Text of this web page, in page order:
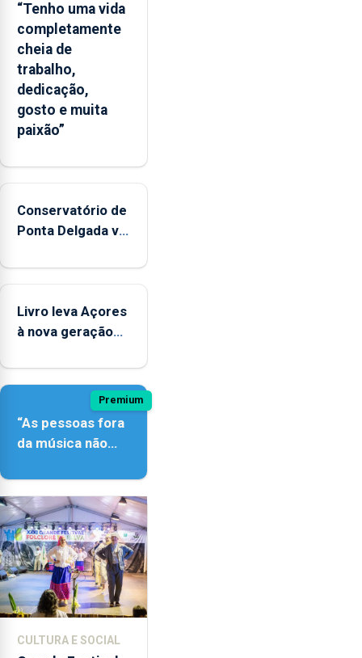
“Tenho uma vida
completamente
cheia de
trabalho,
dedicação,
gosto e muita
paixão”
Conservatório de
Ponta Delgada vai
novos
Livro leva Açores
à nova geração
Premium
“As pessoas fora
da música não
quão difícil é
produzir uma
música”
CULTURA E SOCIAL